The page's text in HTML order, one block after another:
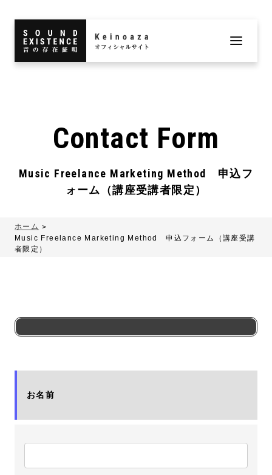
Contact Form
Music Freelance Marketing Method 申込フ
ォーム（講座受講者限定）
ホーム
Music Freelance Marketing Method 申込フォーム（講座受講
者限定）
お名前